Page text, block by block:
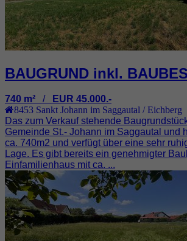
BAUGRUND inkl.
740 m² / EUR 45.000.-
8453 Sankt Johann im Saggautal / Eichberg
Das zum Verkauf stehende
Gemeinde St.- Johann im Saggautal und
ca. 740m2 und verfügt über eine sehr
Lage. Es gibt bereits ein genehmigter
Einfamilienhaus mit ca. ...